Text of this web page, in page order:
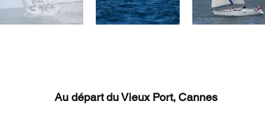
Au départ du Vieux Port, Cannes